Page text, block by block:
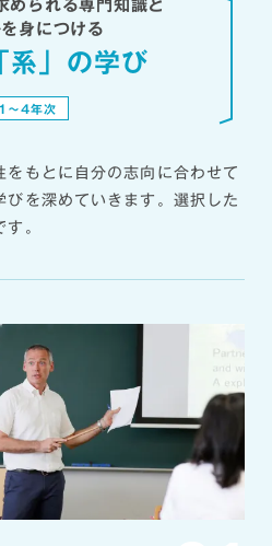
められる専門知識と
身につける
系」の学び
1〜4年次
をもとに自分の志向に合わせて
びを深めていきます。選択した
。
シン、スズキ、ヤマハ発
、日本特殊陶
プ、住友電装、資生堂、
日本通運、三菱ＵＦＪ銀
阜県教育委員会、静岡県
教育委員会、警視庁 な
2022年3月〜2026年3月卒
積極的に発言し、自分の
ようになったと思いま
ませんが、名古屋外大の
と十分な語学力を身につ
は2026年2月現在の情報です。
目標を設定し、それを達
修正を重ねながら努力を
をめざす学生には、英語
ンをとること」の楽しさを
のできる指導力を身につけ
。